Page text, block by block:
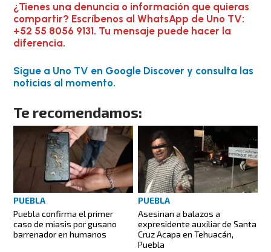
¿Tienes una denuncia o información que quieras
compartir? Escríbenos al WhatsApp de Uno TV:
+52 55 8056 9131. Tu mensaje puede hacer la
diferencia.
Sigue a Uno TV en Google Discover y consulta las
noticias al momento.
Te recomendamos:
PUEBLA
Puebla confirma el primer
caso de miasis por gusano
barrenador en humanos
PUEBLA
Asesinan a balazos a
expresidente auxiliar de Santa
Cruz Acapa en Tehuacán,
Puebla